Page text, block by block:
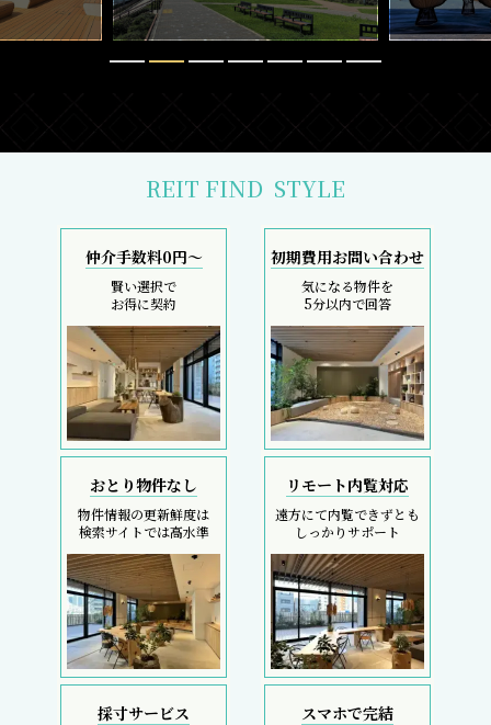
REIT FIND STYLE
仲介手数料0円～
賢い選択で
お得に契約
初期費用お問い合わせ
気になる物件を
5分以内で回答
おとり物件なし
物件情報の更新鮮度は
検索サイトでは高水準
リモート内覧対応
遠方にて内覧できずとも
しっかりサポート
採寸サービス スマホで完結